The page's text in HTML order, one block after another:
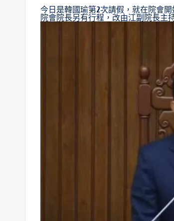
今日是韓國瑜第2次請假，就在院會
院會院長另有行程，改由江副院長主